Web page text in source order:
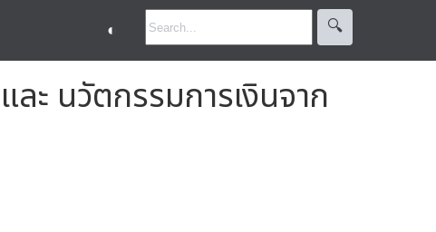
◐ 🔍︎
ะ นวัตกรรมการเงินจาก